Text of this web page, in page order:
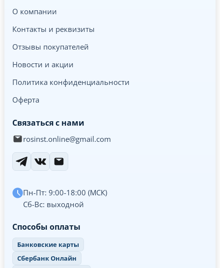
О компании
Контакты и реквизиты
Отзывы покупателей
Новости и акции
Политика конфиденциальности
Оферта
Связаться с нами
rosinst.online@gmail.com
Пн-Пт: 9:00-18:00 (МСК)
Сб-Вс: выходной
Способы оплаты
Банковские карты
Сбербанк Онлайн